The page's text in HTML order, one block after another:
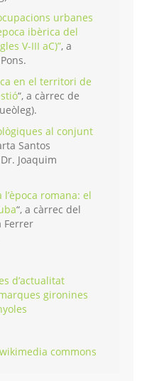
urbanes
ibèrica del
V-III aC)”, a
en el territori de
“, a càrrec de
al conjunt
Santos
Joaquim
romana: el
“, a càrrec del
Ferrer
d’actualitat
gironines
commons